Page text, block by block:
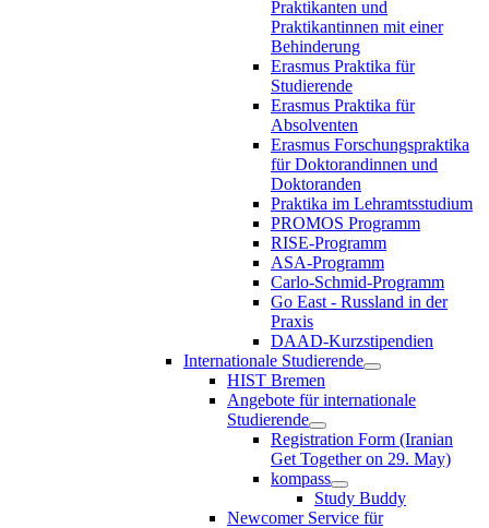
Praktikanten und
Praktikantinnen mit einer
Behinderung
Erasmus Praktika für
Studierende
Erasmus Praktika für
Absolventen
Erasmus Forschungspraktika
für Doktorandinnen und
Doktoranden
Praktika im Lehramtsstudium
PROMOS Programm
RISE-Programm
ASA-Programm
Carlo-Schmid-Programm
Go East - Russland in der
Praxis
DAAD-Kurzstipendien
Internationale Studierende
HIST Bremen
Angebote für internationale
Studierende
Registration Form (Iranian
Get Together on 29. May)
kompass
Study Buddy
Newcomer Service für